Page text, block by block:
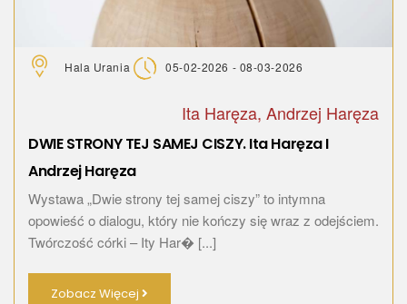
Hala Urania 05-02-2026 - 08-03-2026
Ita Haręza, Andrzej Haręza
DWIE STRONY TEJ SAMEJ CISZY. Ita Haręza I
Andrzej Haręza
Wystawa „Dwie strony tej samej ciszy” to intymna
opowieść o dialogu, który nie kończy się wraz z odejściem.
Twórczość córki – Ity Har� [...]
Zobacz Więcej